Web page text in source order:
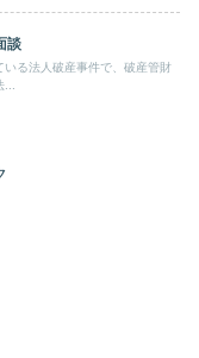
談
ました。 法...